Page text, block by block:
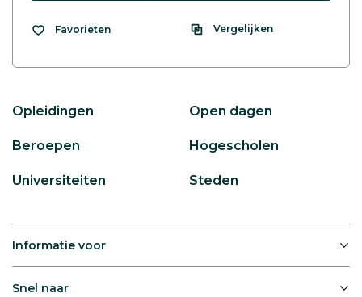
Favorieten Vergelijken
Opleidingen Open dagen
Beroepen Hogescholen
Universiteiten Steden
Informatie voor
Snel naar